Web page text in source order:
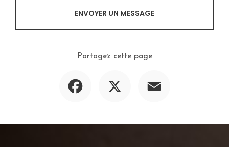
ENVOYER UN MESSAGE
Partagez cette page